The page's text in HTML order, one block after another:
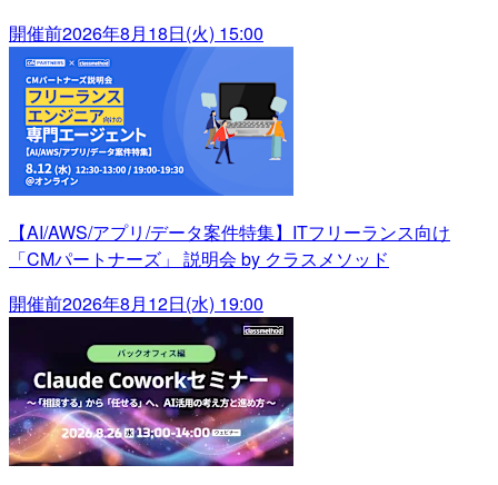
開催前2026年8月18日(火) 15:00
【AI/AWS/アプリ/データ案件特集】ITフリーランス向け
「CMパートナーズ」 説明会 by クラスメソッド
開催前2026年8月12日(水) 19:00